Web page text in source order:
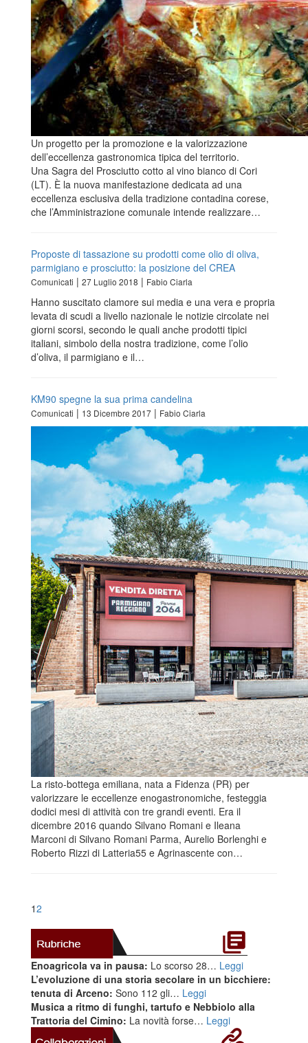
Un progetto per la promozione e la valorizzazione
dell’eccellenza gastronomica tipica del territorio.
Una Sagra del Prosciutto cotto al vino bianco di Cori
(LT). È la nuova manifestazione dedicata ad una
eccellenza esclusiva della tradizione contadina corese,
che l’Amministrazione comunale intende realizzare…
Proposte di tassazione su prodotti come olio di oliva,
parmigiano e prosciutto: la posizione del CREA
Comunicati | 27 Luglio 2018 | Fabio Ciarla
Hanno suscitato clamore sui media e una vera e propria
levata di scudi a livello nazionale le notizie circolate nei
giorni scorsi, secondo le quali anche prodotti tipici
italiani, simbolo della nostra tradizione, come l’olio
d’oliva, il parmigiano e il…
KM90 spegne la sua prima candelina
Comunicati | 13 Dicembre 2017 | Fabio Ciarla
La risto-bottega emiliana, nata a Fidenza (PR) per
valorizzare le eccellenze enogastronomiche, festeggia
dodici mesi di attività con tre grandi eventi. Era il
dicembre 2016 quando Silvano Romani e Ileana
Marconi di Silvano Romani Parma, Aurelio Borlenghi e
Roberto Rizzi di Latteria55 e Agrinascente con…
12
Enoagricola va in pausa: Lo scorso 28… Leggi
L’evoluzione di una storia secolare in un bicchiere:
tenuta di Arceno: Sono 112 gli… Leggi
Musica a ritmo di funghi, tartufo e Nebbiolo alla
Trattoria del Cimino: La novità forse… Leggi